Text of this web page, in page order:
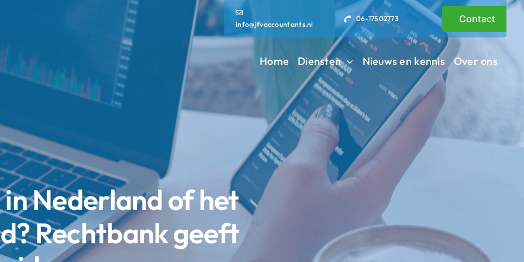
info@jfvaccountants.nl
06-17502773 Contact
Home Diensten Nieuws en kennis Over ons
Nederland of het
Rechtbank geeft